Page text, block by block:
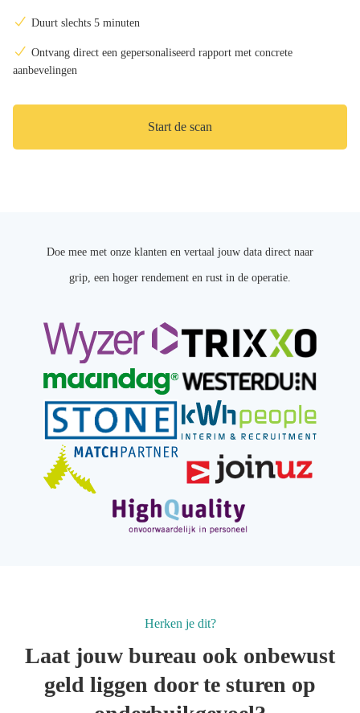
Duurt slechts 5 minuten
Ontvang direct een gepersonaliseerd rapport met concrete
aanbevelingen
Start de scan
Doe mee met onze klanten en vertaal jouw data direct naar
grip, een hoger rendement en rust in de operatie.
Herken je dit?
Laat jouw bureau ook onbewust
geld liggen door te sturen op